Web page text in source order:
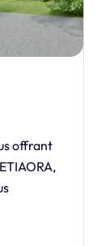
styles !